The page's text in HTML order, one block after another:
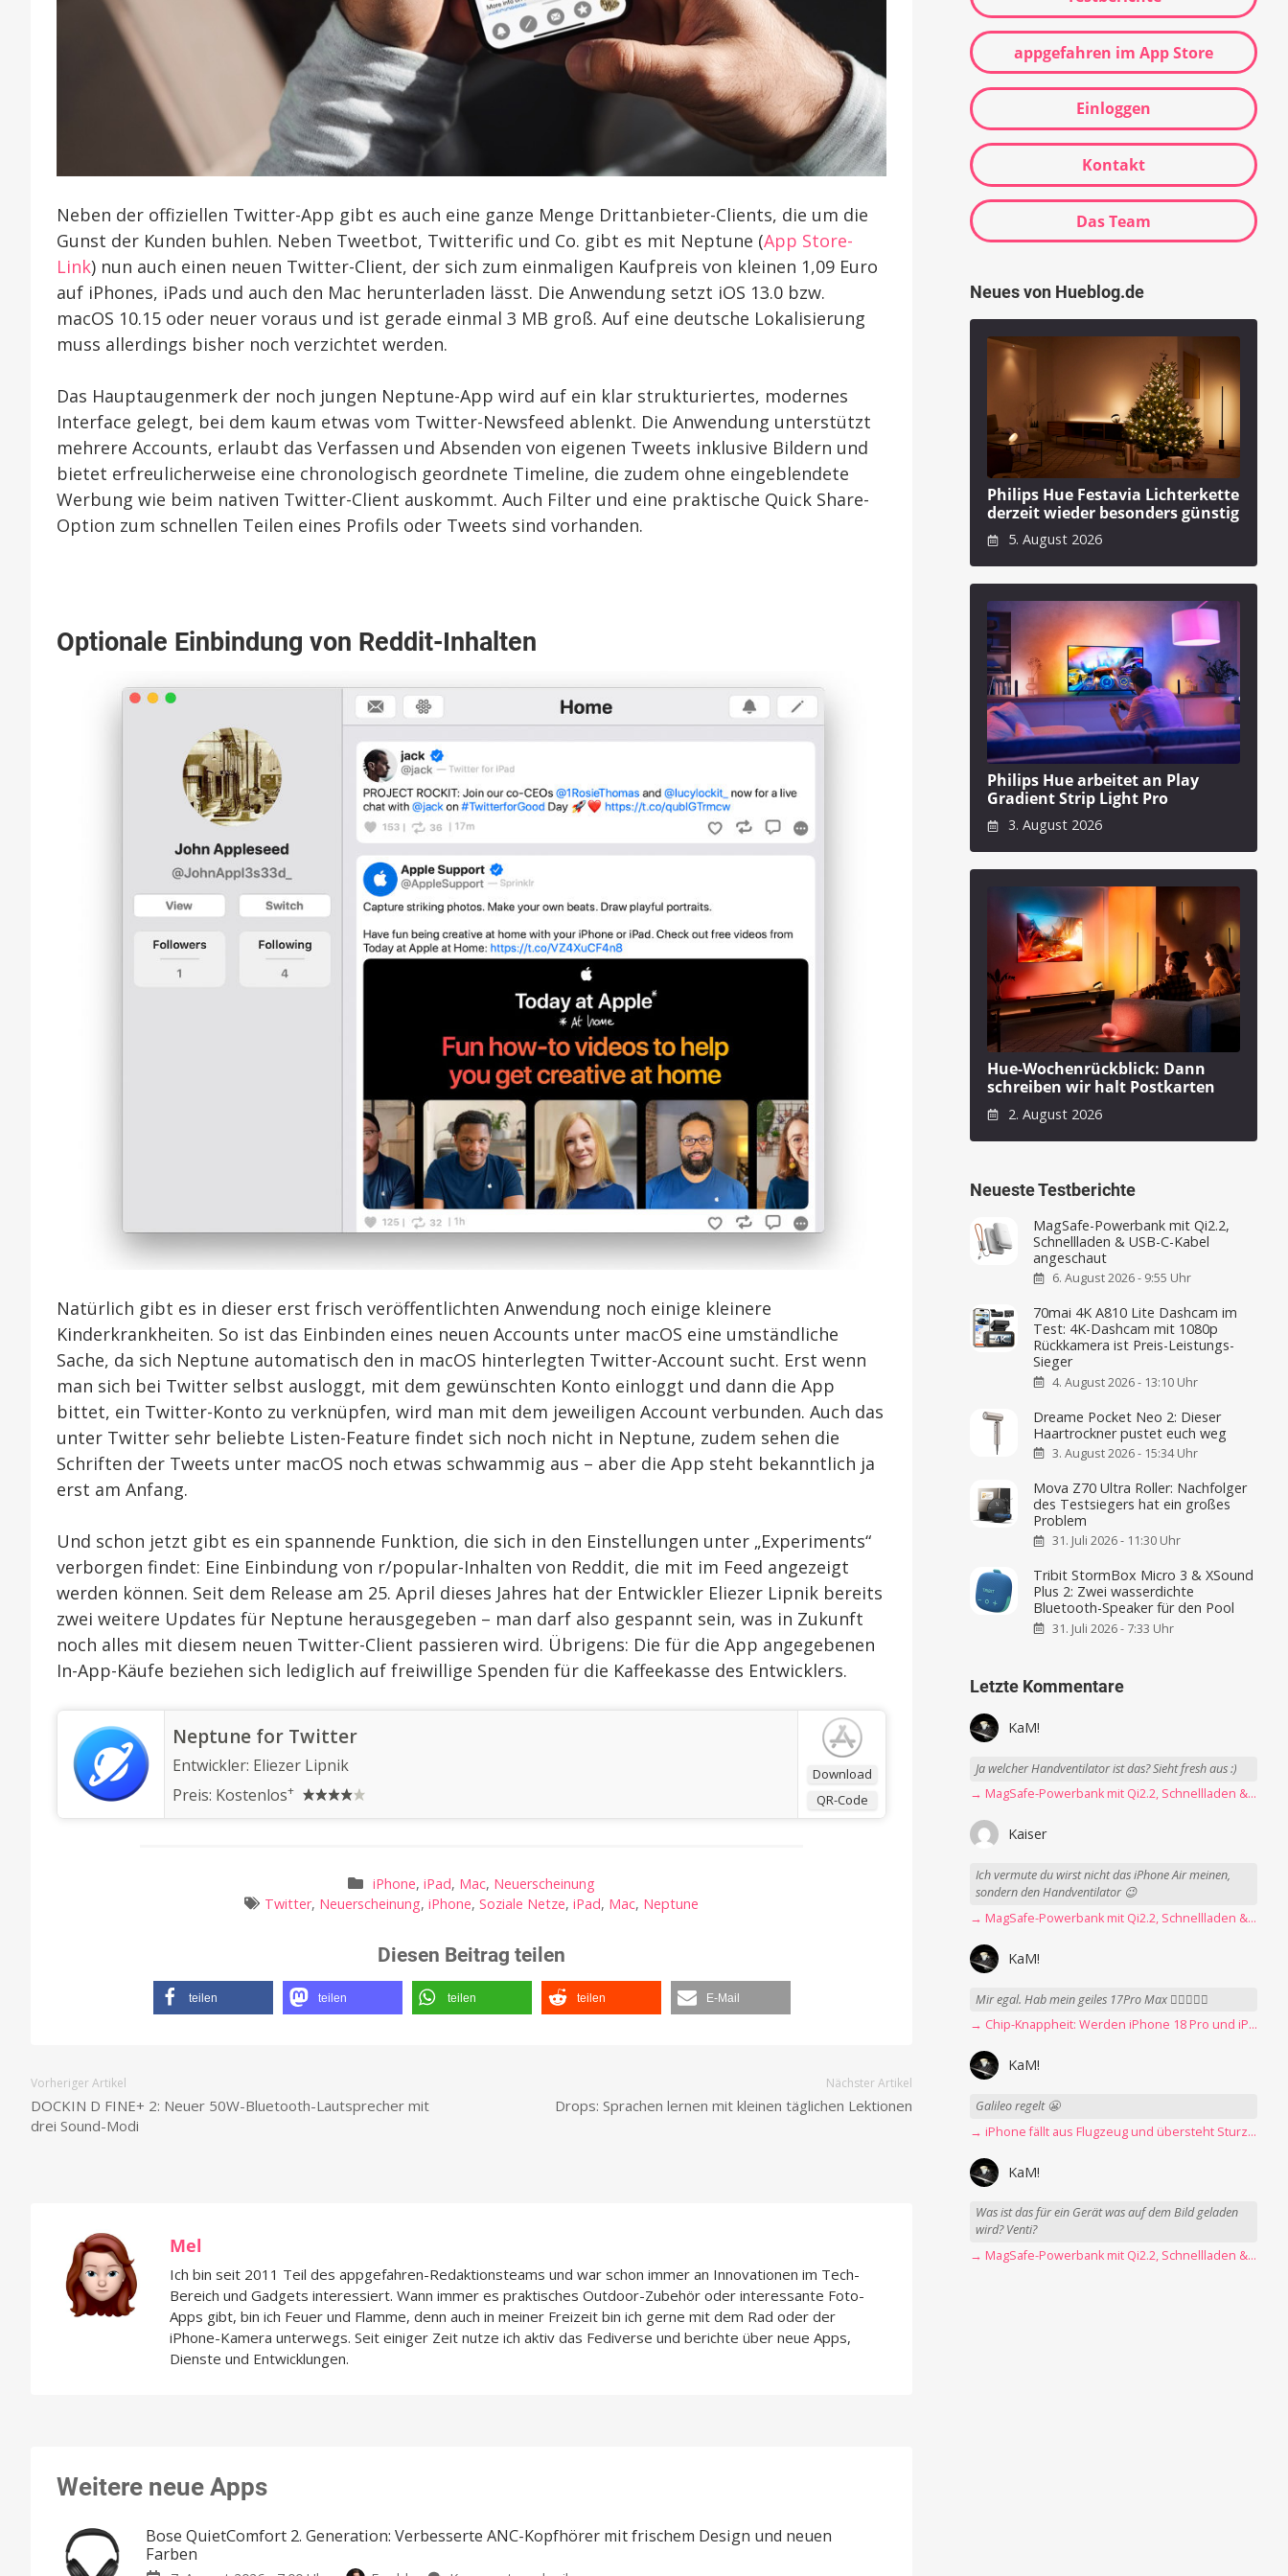
Neben der offiziellen Twitter-App gibt es auch eine ganze Menge Drittanbieter-Clients, die um die
Gunst der Kunden buhlen. Neben Tweetbot, Twitterific und Co. gibt es mit Neptune (App Store-
Link) nun auch einen neuen Twitter-Client, der sich zum einmaligen Kaufpreis von kleinen 1,09 Euro
auf iPhones, iPads und auch den Mac herunterladen lässt. Die Anwendung setzt iOS 13.0 bzw.
macOS 10.15 oder neuer voraus und ist gerade einmal 3 MB groß. Auf eine deutsche Lokalisierung
muss allerdings bisher noch verzichtet werden.
Das Hauptaugenmerk der noch jungen Neptune-App wird auf ein klar strukturiertes, modernes
Interface gelegt, bei dem kaum etwas vom Twitter-Newsfeed ablenkt. Die Anwendung unterstützt
mehrere Accounts, erlaubt das Verfassen und Absenden von eigenen Tweets inklusive Bildern und
bietet erfreulicherweise eine chronologisch geordnete Timeline, die zudem ohne eingeblendete
Werbung wie beim nativen Twitter-Client auskommt. Auch Filter und eine praktische Quick Share-
Option zum schnellen Teilen eines Profils oder Tweets sind vorhanden.
Optionale Einbindung von Reddit-Inhalten
Natürlich gibt es in dieser erst frisch veröffentlichten Anwendung noch einige kleinere
Kinderkrankheiten. So ist das Einbinden eines neuen Accounts unter macOS eine umständliche
Sache, da sich Neptune automatisch den in macOS hinterlegten Twitter-Account sucht. Erst wenn
man sich bei Twitter selbst ausloggt, mit dem gewünschten Konto einloggt und dann die App
bittet, ein Twitter-Konto zu verknüpfen, wird man mit dem jeweiligen Account verbunden. Auch das
unter Twitter sehr beliebte Listen-Feature findet sich noch nicht in Neptune, zudem sehen die
Schriften der Tweets unter macOS noch etwas schwammig aus – aber die App steht bekanntlich ja
erst am Anfang.
Und schon jetzt gibt es ein spannende Funktion, die sich in den Einstellungen unter „Experiments“
verborgen findet: Eine Einbindung von r/popular-Inhalten von Reddit, die mit im Feed angezeigt
werden können. Seit dem Release am 25. April dieses Jahres hat der Entwickler Eliezer Lipnik bereits
zwei weitere Updates für Neptune herausgegeben – man darf also gespannt sein, was in Zukunft
noch alles mit diesem neuen Twitter-Client passieren wird. Übrigens: Die für die App angegebenen
In-App-Käufe beziehen sich lediglich auf freiwillige Spenden für die Kaffeekasse des Entwicklers.
Download
QR-Code
‎Neptune for Twitter
Entwickler: Eliezer Lipnik
Preis: Kostenlos+
iPhone,iPad, Mac, Neuerscheinung
Twitter, Neuerscheinung,iPhone,Soziale Netze,iPad, Mac, Neptune
Diesen Beitrag teilen
teilen teilen teilen teilen E-Mail
Vorheriger Artikel
DOCKIN D FINE+ 2: Neuer 50W-Bluetooth-Lautsprecher mit
drei Sound-Modi
Nächster Artikel
Drops: Sprachen lernen mit kleinen täglichen Lektionen
Mel
Ich bin seit 2011 Teil des appgefahren-Redaktionsteams und war schon immer an Innovationen im Tech-
Bereich und Gadgets interessiert. Wann immer es praktisches Outdoor-Zubehör oder interessante Foto-
Apps gibt, bin ich Feuer und Flamme, denn auch in meiner Freizeit bin ich gerne mit dem Rad oder der
iPhone-Kamera unterwegs. Seit einiger Zeit nutze ich aktiv das Fediverse und berichte über neue Apps,
Dienste und Entwicklungen.
Weitere neue Apps
Bose QuietComfort 2. Generation: Verbesserte ANC-Kopfhörer mit frischem Design und neuen
Farben
appgefahren im App Store
Einloggen
Kontakt
Das Team
Neues von Hueblog.de
Philips Hue Festavia Lichterkette
derzeit wieder besonders günstig
5. August 2026
Philips Hue arbeitet an Play
Gradient Strip Light Pro
3. August 2026
Hue-Wochenrückblick: Dann
schreiben wir halt Postkarten
2. August 2026
Neueste Testberichte
MagSafe-Powerbank mit Qi2.2,
Schnellladen & USB-C-Kabel
angeschaut
6. August 2026 - 9:55 Uhr
70mai 4K A810 Lite Dashcam im
Test: 4K-Dashcam mit 1080p
Rückkamera ist Preis-Leistungs-
Sieger
4. August 2026 - 13:10 Uhr
Dreame Pocket Neo 2: Dieser
Haartrockner pustet euch weg
3. August 2026 - 15:34 Uhr
Mova Z70 Ultra Roller: Nachfolger
des Testsiegers hat ein großes
Problem
31. Juli 2026 - 11:30 Uhr
Tribit StormBox Micro 3 & XSound
Plus 2: Zwei wasserdichte
Bluetooth-Speaker für den Pool
31. Juli 2026 - 7:33 Uhr
Letzte Kommentare
KaM!
Ja welcher Handventilator ist das? Sieht fresh aus :)
→ MagSafe-Powerbank mit Qi2.2, Schnellladen & USB-C-Kabel angeschaut
Kaiser
Ich vermute du wirst nicht das iPhone Air meinen,
sondern den Handventilator 😉
→ MagSafe-Powerbank mit Qi2.2, Schnellladen & USB-C-Kabel angeschaut
KaM!
Mir egal. Hab mein geiles 17Pro Max 👍🏻👌🏻🥰
→ Chip-Knappheit: Werden iPhone 18 Pro und iPhone Ultra rechtzeitig fertig?
KaM!
Galileo regelt 😬
→ iPhone fällt aus Flugzeug und übersteht Sturz unbeschadet
KaM!
Was ist das für ein Gerät was auf dem Bild geladen
wird? Venti?
→ MagSafe-Powerbank mit Qi2.2, Schnellladen & USB-C-Kabel angeschaut